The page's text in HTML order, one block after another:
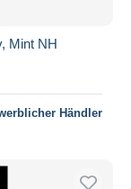
Mint NH
Händler